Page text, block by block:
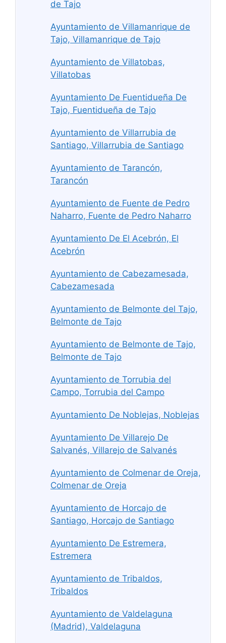
de Tajo
Ayuntamiento de Villamanrique de
Tajo, Villamanrique de Tajo
Ayuntamiento de Villatobas,
Villatobas
Ayuntamiento De Fuentidueña De
Tajo, Fuentidueña de Tajo
Ayuntamiento de Villarrubia de
Santiago, Villarrubia de Santiago
Ayuntamiento de Tarancón,
Tarancón
Ayuntamiento de Fuente de Pedro
Naharro, Fuente de Pedro Naharro
Ayuntamiento De El Acebrón, El
Acebrón
Ayuntamiento de Cabezamesada,
Cabezamesada
Ayuntamiento de Belmonte del Tajo,
Belmonte de Tajo
Ayuntamiento de Belmonte de Tajo,
Belmonte de Tajo
Ayuntamiento de Torrubia del
Campo, Torrubia del Campo
Ayuntamiento De Noblejas, Noblejas
Ayuntamiento De Villarejo De
Salvanés, Villarejo de Salvanés
Ayuntamiento de Colmenar de Oreja,
Colmenar de Oreja
Ayuntamiento de Horcajo de
Santiago, Horcajo de Santiago
Ayuntamiento De Estremera,
Estremera
Ayuntamiento de Tribaldos,
Tribaldos
Ayuntamiento de Valdelaguna
(Madrid), Valdelaguna